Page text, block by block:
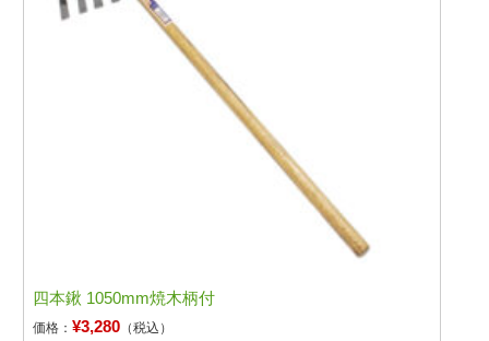
四本鍬 1050mm焼木柄付
価格：¥3,280 （税込）